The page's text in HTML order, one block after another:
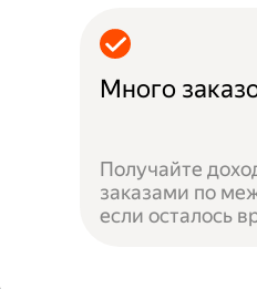
Много
Получайте
заказами по
если осталось